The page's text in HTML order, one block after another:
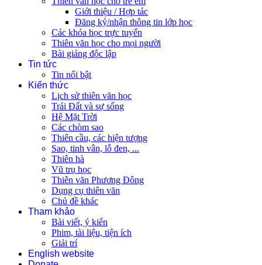
Giới thiệu / Hợp tác
Đăng ký/nhận thông tin lớp học
Các khóa học trực tuyến
Thiên văn học cho mọi người
Bài giảng độc lập
Tin tức
Tin nổi bật
Kiến thức
Lịch sử thiên văn học
Trái Đất và sự sống
Hệ Mặt Trời
Các chòm sao
Thiên cầu, các hiện tượng
Sao, tinh vân, lỗ đen, ...
Thiên hà
Vũ trụ học
Thiên văn Phương Đông
Dụng cụ thiên văn
Chủ đề khác
Tham khảo
Bài viết, ý kiến
Phim, tài liệu, tiện ích
Giải trí
English website